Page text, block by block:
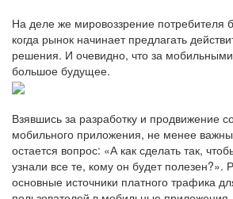
На деле же мировоззрение потребителя
когда рынок начинает предлагать
решения. И очевидно, что за
большое будущее.
Взявшись за разработку и продвижение
мобильного приложения, не менее
остается вопрос: «А как сделать так,
узнали все те, кому он будет полезен?».
основные источники платного трафика